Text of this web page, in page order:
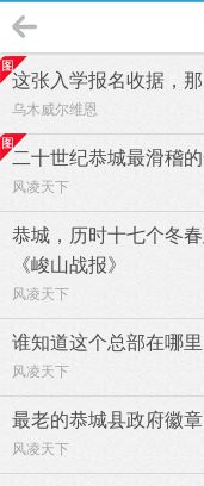
这张入学报名收据，
乌木威尔维恩
二十世纪恭城最滑稽
风凌天下
恭城，历时十七个冬
《峻山战报》
风凌天下
谁知道这个总部在哪里
风凌天下
最老的恭城县政府徽章
风凌天下